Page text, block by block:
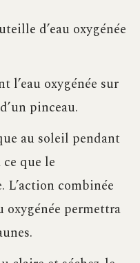
d’eau oxygénée
l’eau oxygénée sur
pinceau.
au soleil pendant
que le
L’action combinée
oxygénée permettra